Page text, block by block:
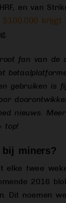
en van
$100.000 krijgt
fan van de
gebruiken is
nieuws.
top!
bij miners?
elke twee
2016
Dit noemen